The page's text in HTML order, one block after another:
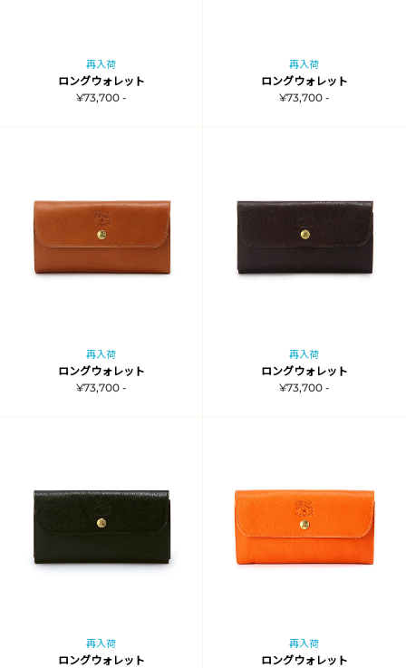
再入荷
ロングウォレット
¥73,700 -
再入荷
ロングウォレット
¥73,700 -
再入荷
ロングウォレット
¥73,700 -
再入荷
ロングウォレット
¥73,700 -
再入荷
ロングウォレット
再入荷
ロングウォレット